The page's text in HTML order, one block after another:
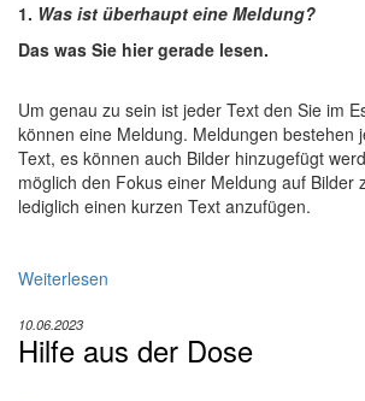
1. Was ist überhaupt eine Meldung?
Das was Sie hier gerade lesen.
Um genau zu sein ist jeder Text den Sie im
können eine Meldung. Meldungen bestehen
Text, es können auch Bilder hinzugefügt
möglich den Fokus einer Meldung auf Bilder
lediglich einen kurzen Text anzufügen.
Weiterlesen
10.06.2023
Hilfe aus der Dose